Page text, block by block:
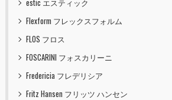
estic エスティック
Flexform フレックスフォルム
FLOS フロス
FOSCARINI フォスカリーニ
Fredericia フレデリシア
Fritz Hansen フリッツ ハンセン